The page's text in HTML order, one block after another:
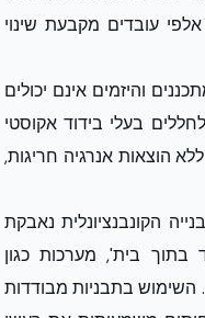
עובדים מקבעת שינוי
והיזמים אינם יכולים
בעלי בידוד אקוסטי
הוצאות אנרגיה חריגות,
הקונבנציונלית נאבקת
בית', מערכות כגון
השימוש בתבניות מבודדות